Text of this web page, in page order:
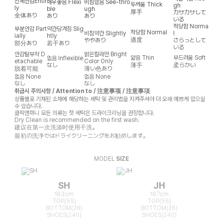
ly
全体あり
매우좋음 Flexi
ble
あり
비침있음 See-thro
ugh
あり
두꺼움 Thick
厚手
gh
カサカサして
いる
부분안감 Part
ially
部分あり
약간당겨짐 Slig
htly
若干あり
비침약간 Slightly
ややあり
적당함 Normal
適度
적당함 Norma
l
さらっとして
いる
안감탈부착 D
etachable
脱着可能
없음 Inflexible
なし
밝은칼라만 Bright
Color Only
薄い色あり
얇음 Thin
薄手
부드러움 Soft
柔らかい
없음 None
なし
없음 None
なし
취급시 주의사항 / Attention to / 注意事项 / 注意事項
상품별로 기재된 소재에 해당하는 세탁 및 관리법을 지켜주셔야 더 오래 예쁘게 입으실
수 있습니다.
클릭앤퍼니 모든 의류는 첫 세탁은 드라이크리닝을 권장합니다.
Dry Clean is recommended on the first wash.
建议在第一次洗涤时使用干洗。
最初の洗浄ではドライクリーニングをお勧めします。
MODEL SIZE
SH
163cm
TOP(55)
BOTTOM(26)
SHOES(240)
JH
167cm
TOP(55)
BOTTOM(26)
SHOES(240)